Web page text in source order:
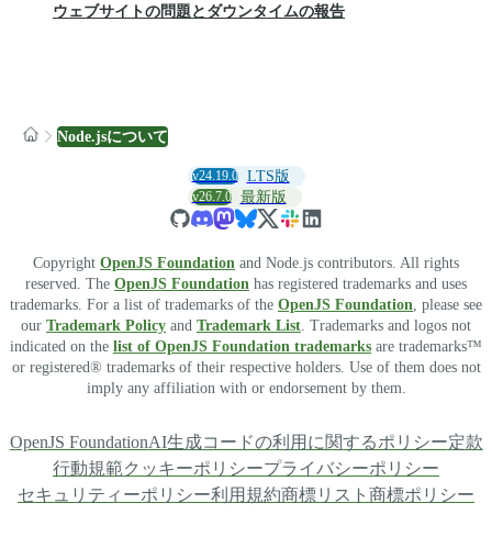
ウェブサイトの問題とダウンタイムの報告
Node.jsについて
v24.19.0 LTS版
v26.7.0 最新版
Copyright OpenJS Foundation and Node.js contributors. All rights
reserved. The OpenJS Foundation has registered trademarks and uses
trademarks. For a list of trademarks of the OpenJS Foundation , please see
our Trademark Policy and Trademark List . Trademarks and logos not
indicated on the list of OpenJS Foundation trademarks are trademarks™
or registered® trademarks of their respective holders. Use of them does not
imply any affiliation with or endorsement by them.
OpenJS FoundationAI生成コードの利用に関するポリシー定款
行動規範クッキーポリシープライバシーポリシー
セキュリティーポリシー利用規約商標リスト 商標ポリシー